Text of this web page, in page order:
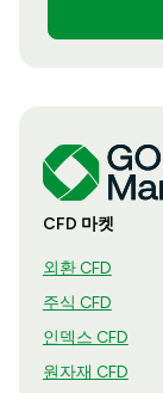
CFD 마켓
외환 CFD
주식 CFD
인덱스 CFD
원자재 CFD